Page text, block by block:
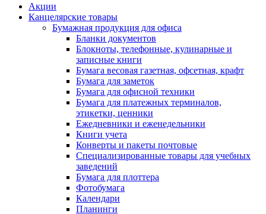
Акции
Канцелярские товары
Бумажная продукция для офиса
Бланки документов
Блокноты, телефонные, кулинарные и
записные книги
Бумага весовая газетная, офсетная, крафт
Бумага для заметок
Бумага для офисной техники
Бумага для платежных терминалов,
этикетки, ценники
Ежедневники и еженедельники
Книги учета
Конверты и пакеты почтовые
Специализированные товары для учебных
заведений
Бумага для плоттера
Фотобумага
Календари
Планинги